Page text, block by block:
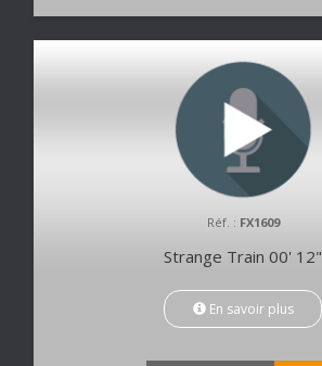
Réf. : FX1609
Strange Train 00' 12"
En savoir plus